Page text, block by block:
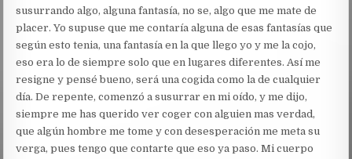
susurrando algo, alguna fantasía, no se, algo que me mate de
placer. Yo supuse que me contaría alguna de esas fantasías que
según esto tenia, una fantasía en la que llego yo y me la cojo,
eso era lo de siempre solo que en lugares diferentes. Así me
resigne y pensé bueno, será una cogida como la de cualquier
día. De repente, comenzó a susurrar en mi oído, y me dijo,
siempre me has querido ver coger con alguien mas verdad,
que algún hombre me tome y con desesperación me meta su
verga, pues tengo que contarte que eso ya paso. Mi cuerpo